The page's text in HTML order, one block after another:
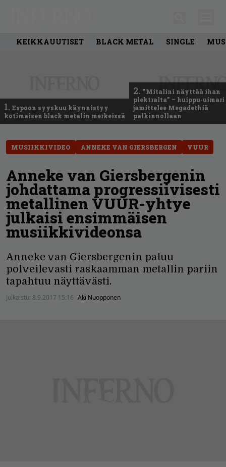
KEIKKAUUTISET BLACK METAL SINGLE
1. Espoon syyskuu käynnistyy
kotimaisen black metalin merkeissä
2. ”Mitalini näyttää ihan
plektralta” – huippu-uimari
jamittelee Megadethiä
palkinnollaan
MUSIIKKIVIDEO ANNEKE VAN GIERSBERGEN VUUR
Anneke van Giersbergenin
johdattama progressiivisesti
metallinen VUUR-yhtye
julkaisi ensimmäisen
musiikkivideonsa
Anneke van Giersbergenin paluu
polveilevasti raskaamman metallin pariin
tapahtuu näyttävästi.
Julkaistu: 8.9.2017 15:16 Aki Nuopponen